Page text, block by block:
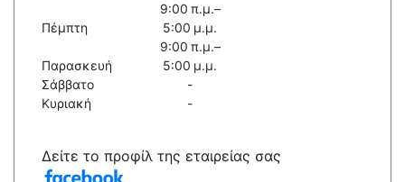
Πέμπτη
9:00 π.μ.–
5:00 μ.μ.
Παρασκευή
9:00 π.μ.–
5:00 μ.μ.
Σάββατο
-
Κυριακή
-
Δείτε το προφίλ της εταιρείας σας